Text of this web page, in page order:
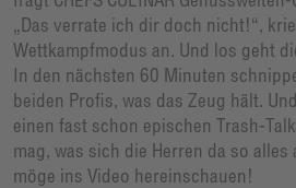
„Das verrate ich dir doch nicht!“,
Wettkampfmodus an. Und los geht
In den nächsten 60 Minuten
beiden Profis, was das Zeug hält.
einen fast schon epischen Trash-
mag, was sich die Herren da so
möge ins Video hereinschauen!